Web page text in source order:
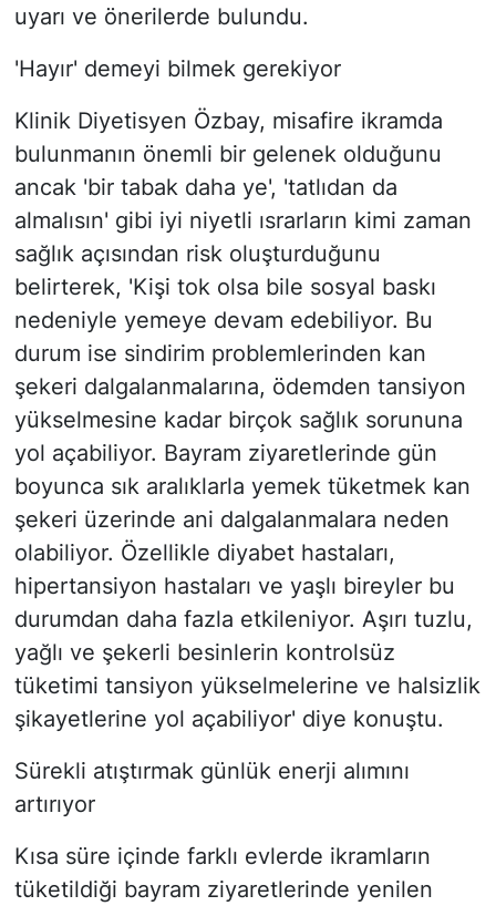
uyarı ve önerilerde bulundu.
'Hayır' demeyi bilmek gerekiyor
Klinik Diyetisyen Özbay, misafire ikramda
bulunmanın önemli bir gelenek olduğunu
ancak 'bir tabak daha ye', 'tatlıdan da
almalısın' gibi iyi niyetli ısrarların kimi zaman
sağlık açısından risk oluşturduğunu
belirterek, 'Kişi tok olsa bile sosyal baskı
nedeniyle yemeye devam edebiliyor. Bu
durum ise sindirim problemlerinden kan
şekeri dalgalanmalarına, ödemden tansiyon
yükselmesine kadar birçok sağlık sorununa
yol açabiliyor. Bayram ziyaretlerinde gün
boyunca sık aralıklarla yemek tüketmek kan
şekeri üzerinde ani dalgalanmalara neden
olabiliyor. Özellikle diyabet hastaları,
hipertansiyon hastaları ve yaşlı bireyler bu
durumdan daha fazla etkileniyor. Aşırı tuzlu,
yağlı ve şekerli besinlerin kontrolsüz
tüketimi tansiyon yükselmelerine ve halsizlik
şikayetlerine yol açabiliyor' diye konuştu.
Sürekli atıştırmak günlük enerji alımını
artırıyor
Kısa süre içinde farklı evlerde ikramların
tüketildiği bayram ziyaretlerinde yenilen